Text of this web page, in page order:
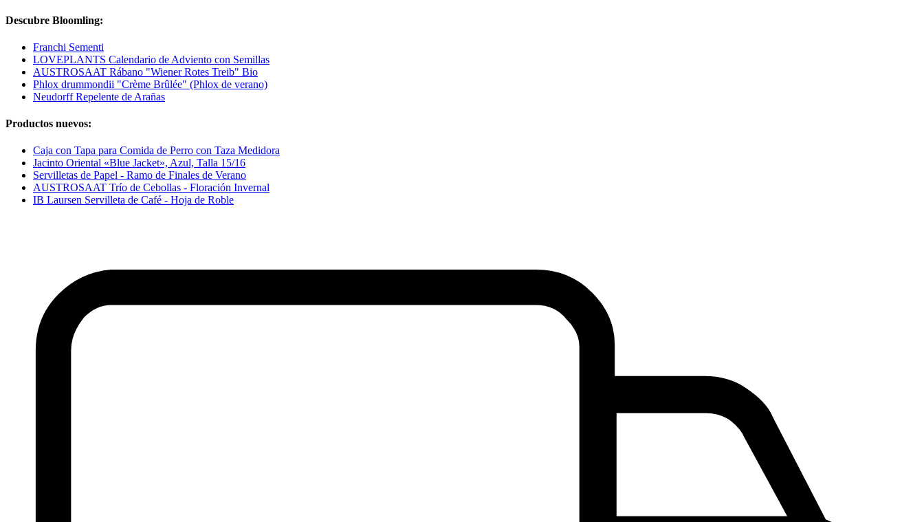
Descubre Bloomling:
Franchi Sementi
LOVEPLANTS Calendario de Adviento con Semillas
AUSTROSAAT Rábano "Wiener Rotes Treib" Bio
Phlox drummondii "Crème Brûlée" (Phlox de verano)
Neudorff Repelente de Arañas
Productos nuevos:
Caja con Tapa para Comida de Perro con Taza Medidora
Jacinto Oriental «Blue Jacket», Azul, Talla 15/16
Servilletas de Papel - Ramo de Finales de Verano
AUSTROSAAT Trío de Cebollas - Floración Invernal
IB Laursen Servilleta de Café - Hoja de Roble